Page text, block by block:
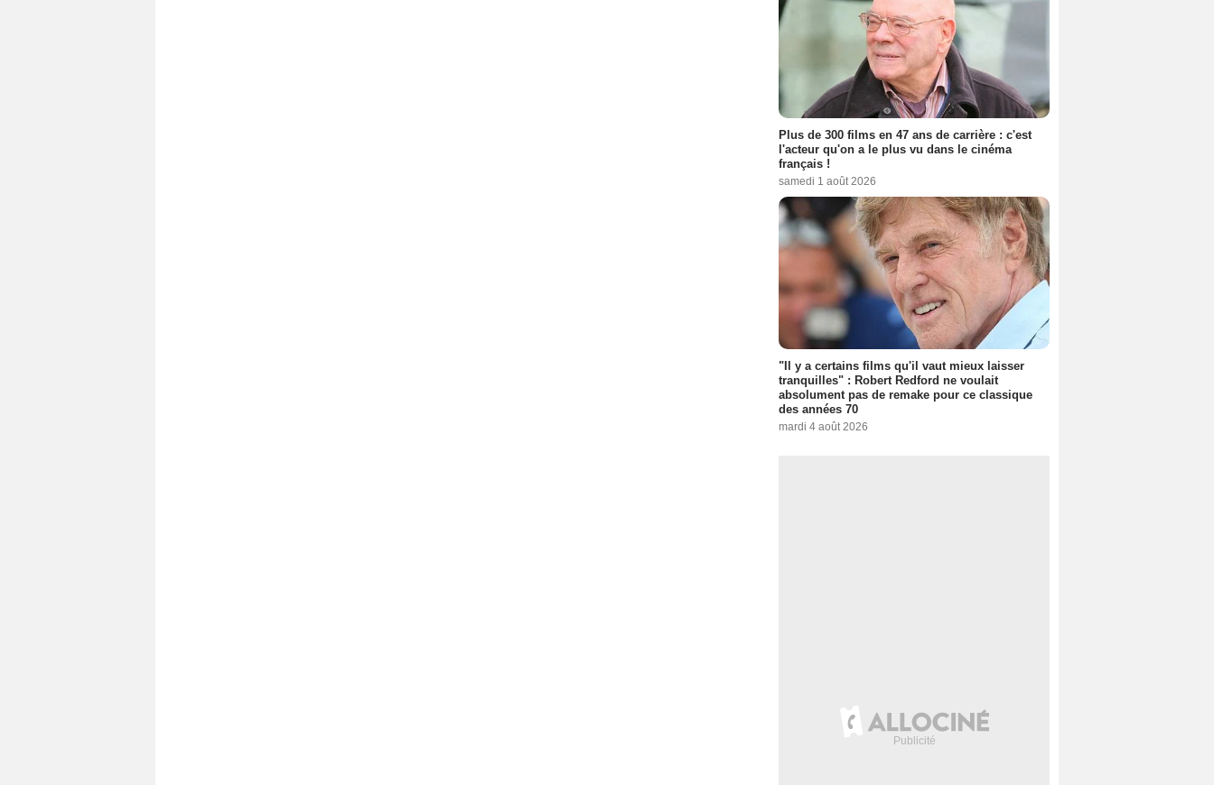
Plus de 300 films en 47 ans de carrière : c'est
l'acteur qu'on a le plus vu dans le cinéma
français !
samedi 1 août 2026
"Il y a certains films qu'il vaut mieux laisser
tranquilles" : Robert Redford ne voulait
absolument pas de remake pour ce classique
des années 70
mardi 4 août 2026